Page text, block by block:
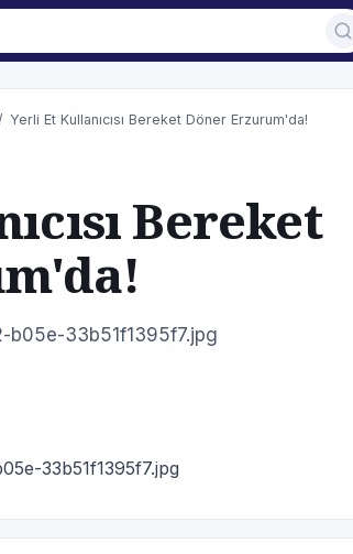
Yerli Et Kullanıcısı Bereket Döner Erzurum'da!
Bereket
33b51f1395f7.jpg
33b51f1395f7.jpg